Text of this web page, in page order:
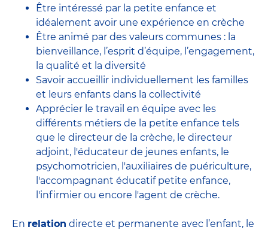
Être intéressé par la petite enfance et
idéalement avoir une expérience en crèche
Être animé par des valeurs communes : la
bienveillance, l’esprit d’équipe, l’engagement,
la qualité et la diversité
Savoir accueillir individuellement les familles
et leurs enfants dans la collectivité
Apprécier le travail en équipe avec les
différents métiers de la petite enfance tels
que le directeur de la crèche, le directeur
adjoint, l'éducateur de jeunes enfants, le
psychomotricien, l'auxiliaires de puériculture,
l'accompagnant éducatif petite enfance,
l'infirmier ou encore l'agent de crèche.
En relation directe et permanente avec l’enfant, le